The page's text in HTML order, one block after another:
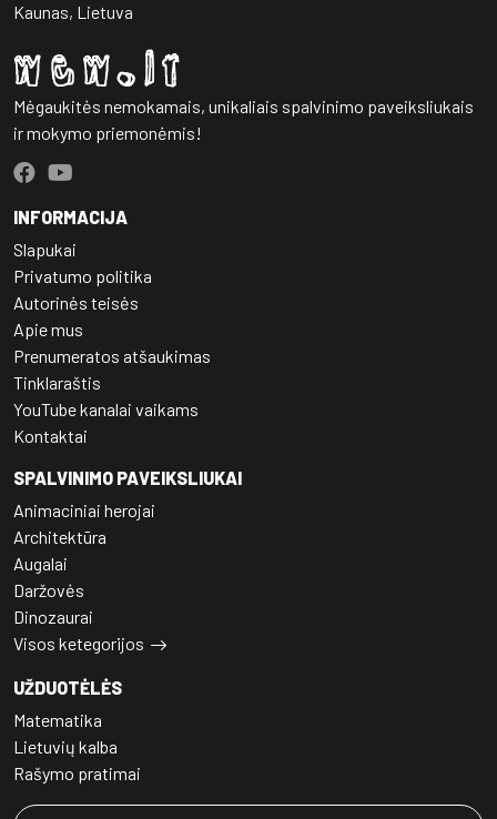
Kaunas, Lietuva
Mėgaukitės nemokamais, unikaliais spalvinimo paveiksliukais
ir mokymo priemonėmis!
INFORMACIJA
Slapukai
Privatumo politika
Autorinės teisės
Apie mus
Prenumeratos atšaukimas
Tinklaraštis
YouTube kanalai vaikams
Kontaktai
SPALVINIMO PAVEIKSLIUKAI
Animaciniai herojai
Architektūra
Augalai
Daržovės
Dinozaurai
Visos ketegorijos
UŽDUOTĖLĖS
Matematika
Lietuvių kalba
Rašymo pratimai